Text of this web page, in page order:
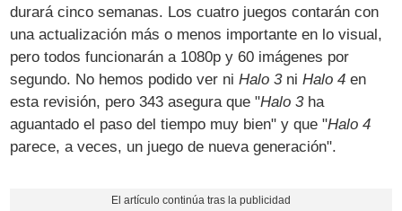
durará cinco semanas. Los cuatro juegos contarán con
una actualización más o menos importante en lo visual,
pero todos funcionarán a 1080p y 60 imágenes por
segundo. No hemos podido ver niHalo 3niHalo 4 en
esta revisión, pero 343 asegura que "Halo 3ha
aguantado el paso del tiempo muy bien" y que "Halo 4
parece, a veces, un juego de nueva generación".